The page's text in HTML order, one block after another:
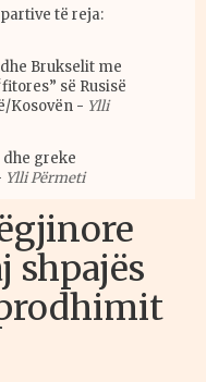
të reja:
Brukselit me
së Rusisë
Kosovën - Ylli
dhe greke
Ylli Përmeti
shpajës